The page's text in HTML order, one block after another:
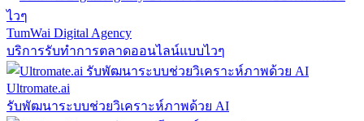
TumWai Digital Agency
บริการรับทำการตลาดออนไลน์แบบไวๆ
Ultromate.ai
รับพัฒนาระบบช่วยวิเคราะห์ภาพด้วย AI